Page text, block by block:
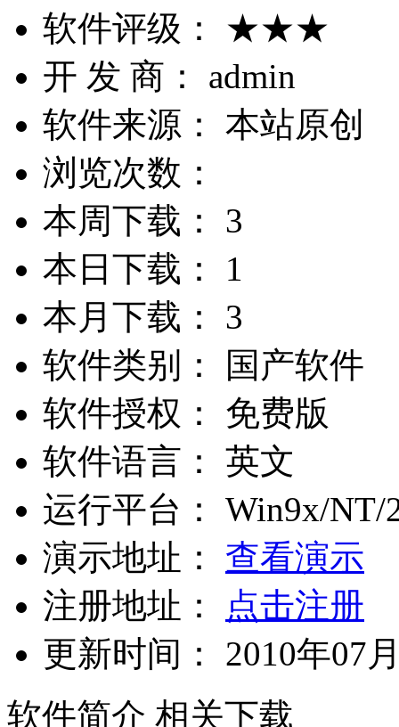
软件评级：
★★★
开 发 商：
admin
软件来源：
本站原创
浏览次数：
本周下载：
3
本日下载：
1
本月下载：
3
软件类别：
国产软件
软件授权：
免费版
软件语言：
英文
运行平台：
Win9x/NT/
演示地址：
查看演示
注册地址：
点击注册
更新时间：
2010年07
软件简介 相关下载